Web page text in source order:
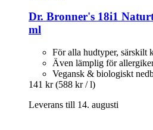
Dr. Bronner's 18i1
ml
För alla hudtyper, särskilt
Även lämplig för
Vegansk & biologiskt
141 kr (588 kr / l)
Leverans till 14. augusti